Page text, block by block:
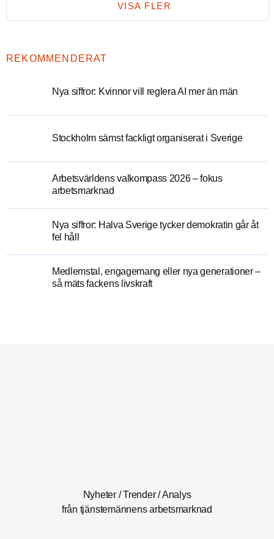
VISA FLER
REKOMMENDERAT
Nya siffror: Kvinnor vill reglera AI mer än män
Stockholm sämst fackligt organiserat i Sverige
Arbetsvärldens valkompass 2026 – fokus
arbetsmarknad
Nya siffror: Halva Sverige tycker demokratin går åt
fel håll
Medlemstal, engagemang eller nya generationer –
så mäts fackens livskraft
Nyheter / Trender / Analys
från tjänstemännens arbetsmarknad